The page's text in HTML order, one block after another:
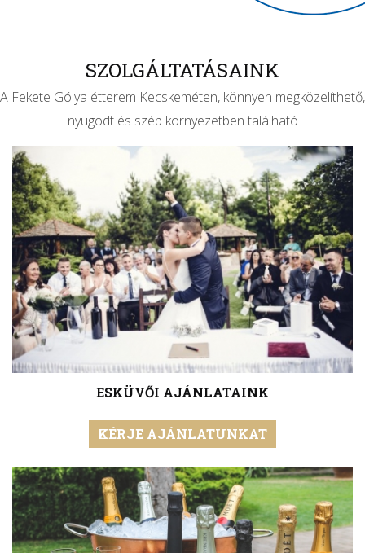
SZOLGÁLTATÁSAINK
A Fekete Gólya étterem Kecskeméten, könnyen megközelíthető,
nyugodt és szép környezetben található
ESKÜVŐI AJÁNLATAINK
KÉRJE AJÁNLATUNKAT